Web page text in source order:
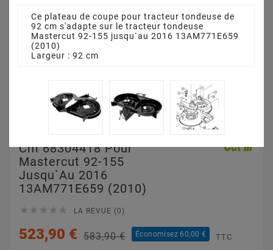
Cm 68304418 Pour
Mastercut 92-155
Jusqu`au 2016
13AM771E659 (2010)
     LA REVUE (0)
523,90 € 583,90 € Économisez 60,00 € TTC
Ce plateau de coupe pour tracteur tondeuse de
92 cm s'adapte sur le tracteur tondeuse
Mastercut 92-155 jusqu`au 2016 13AM771E659
(2010)
Largeur : 92 cm